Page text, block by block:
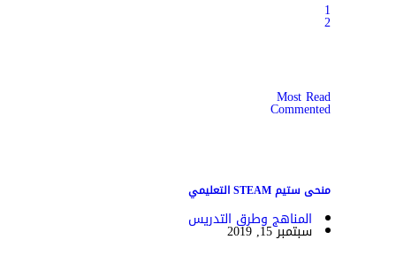
1
2
Most Read
Commented
منحى ستيم STEAM التعليمي
المناهج وطرق التدريس
سبتمبر 15, 2019